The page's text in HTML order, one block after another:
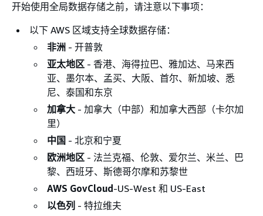
开始使用全局数据存储之前，请注意以下事项：
以下 AWS 区域支持全球数据存储：
非洲 - 开普敦
亚太地区 - 香港、海得拉巴、雅加达、马来西
亚、墨尔本、孟买、大阪、首尔、新加坡、悉
尼、泰国和东京
加拿大 - 加拿大（中部）和加拿大西部（卡尔加
里）
中国 - 北京和宁夏
欧洲地区 - 法兰克福、伦敦、爱尔兰、米兰、巴
黎、西班牙、斯德哥尔摩和苏黎世
AWS GovCloud -US-West 和 US-East
以色列 - 特拉维夫